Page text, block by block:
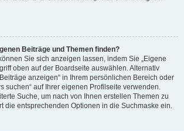
Beiträge und Themen finden?
Sie sich anzeigen lassen, indem Sie „Eigene
oben auf der Boardseite auswählen. Alternativ
anzeigen“ in Ihrem persönlichen Bereich oder
suchen“ auf Ihrer eigenen Profilseite verwenden.
Suche, um nach von Ihnen erstellen Themen zu
die entsprechenden Optionen in die Suchmaske ein.